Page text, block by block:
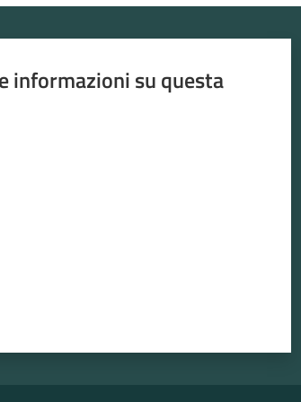
informazioni su questa